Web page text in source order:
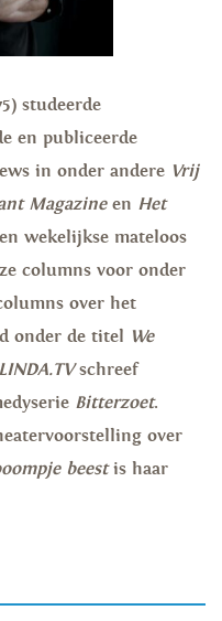
studeerde
en publiceerde
in onder andere Vrij
Magazineen Het
wekelijkse mateloos
columns voor onder
over het
onder de titel We
LINDA.TVschreef
Bitterzoet.
over
beestis haar